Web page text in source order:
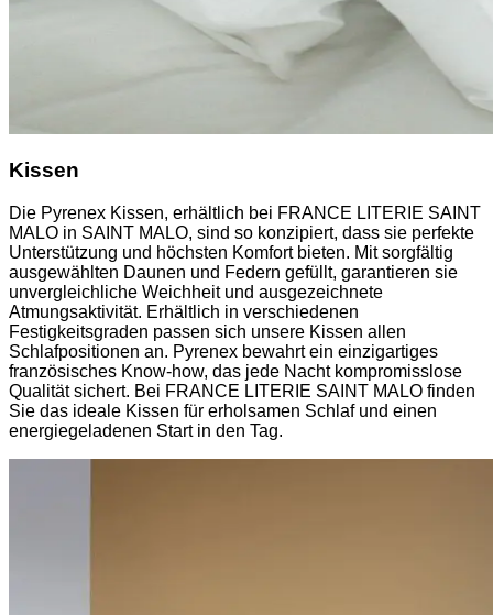
Kissen
Die Pyrenex Kissen, erhältlich bei FRANCE LITERIE SAINT
MALO in SAINT MALO, sind so konzipiert, dass sie perfekte
Unterstützung und höchsten Komfort bieten. Mit sorgfältig
ausgewählten Daunen und Federn gefüllt, garantieren sie
unvergleichliche Weichheit und ausgezeichnete
Atmungsaktivität. Erhältlich in verschiedenen
Festigkeitsgraden passen sich unsere Kissen allen
Schlafpositionen an. Pyrenex bewahrt ein einzigartiges
französisches Know-how, das jede Nacht kompromisslose
Qualität sichert. Bei FRANCE LITERIE SAINT MALO finden
Sie das ideale Kissen für erholsamen Schlaf und einen
energiegeladenen Start in den Tag.